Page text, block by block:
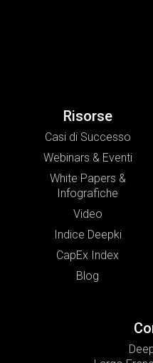
Risorse
Casi di Successo
Webinars & Eventi
White Papers &
Infografiche
Video
Indice Deepki
CapEx Index
Blog